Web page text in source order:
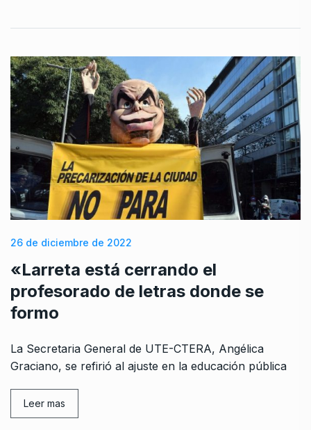
26 de diciembre de 2022
«Larreta está cerrando el
profesorado de letras donde se
formo
La Secretaria General de UTE-CTERA, Angélica
Graciano, se refirió al ajuste en la educación pública
Leer mas